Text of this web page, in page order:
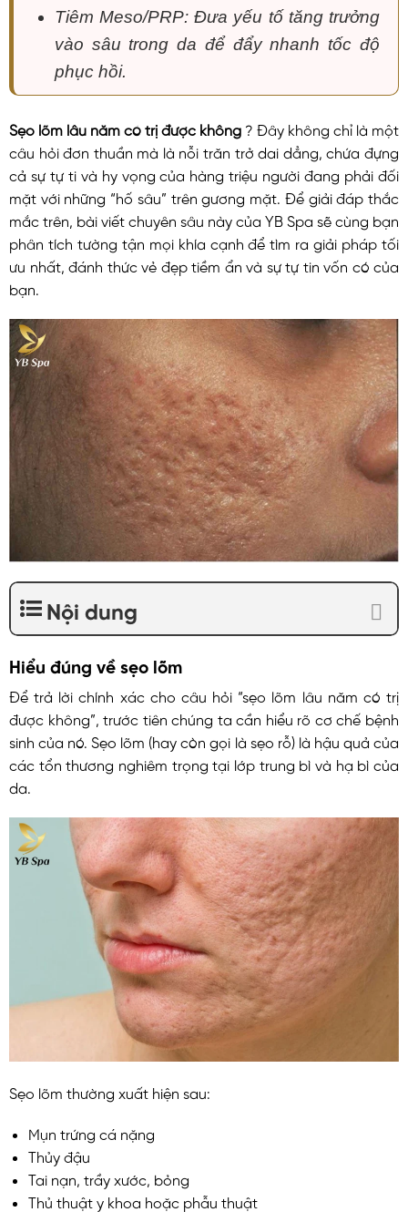
Tiêm Meso/PRP: Đưa yếu tố tăng trưởng
vào sâu trong da để đẩy nhanh tốc độ
phục hồi.
Sẹo lõm lâu năm có trị được không ? Đây không chỉ là một
câu hỏi đơn thuần mà là nỗi trăn trở dai dẳng, chứa đựng
cả sự tự ti và hy vọng của hàng triệu người đang phải đối
mặt với những “hố sâu” trên gương mặt. Để giải đáp thắc
mắc trên, bài viết chuyên sâu này của YB Spa sẽ cùng bạn
phân tích tường tận mọi khía cạnh để tìm ra giải pháp tối
ưu nhất, đánh thức vẻ đẹp tiềm ẩn và sự tự tin vốn có của
bạn.
Nội dung
Hiểu đúng về sẹo lõm
Để trả lời chính xác cho câu hỏi “sẹo lõm lâu năm có trị
được không”, trước tiên chúng ta cần hiểu rõ cơ chế bệnh
sinh của nó. Sẹo lõm (hay còn gọi là sẹo rỗ) là hậu quả của
các tổn thương nghiêm trọng tại lớp trung bì và hạ bì của
da.
Sẹo lõm thường xuất hiện sau:
Mụn trứng cá nặng
Thủy đậu
Tai nạn, trầy xước, bỏng
Thủ thuật y khoa hoặc phẫu thuật